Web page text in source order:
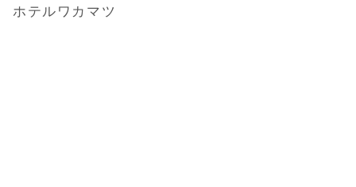
ホテルワカマツ